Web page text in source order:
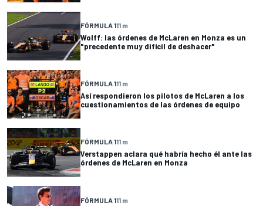
FÓRMULA 111 m
Wolff: las órdenes de McLaren en Monza es un
"precedente muy difícil de deshacer"
FÓRMULA 111 m
Así respondieron los pilotos de McLaren a los
cuestionamientos de las órdenes de equipo
FÓRMULA 111 m
Verstappen aclara qué habría hecho él ante las
órdenes de McLaren en Monza
FÓRMULA 111 m